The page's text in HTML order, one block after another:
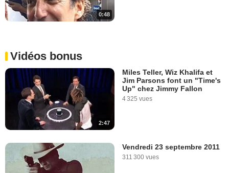
0:48
Vidéos bonus
2:47
Miles Teller, Wiz Khalifa et
Jim Parsons font un "Time's
Up" chez Jimmy Fallon
4 325 vues
Vendredi 23 septembre 2011
311 300 vues